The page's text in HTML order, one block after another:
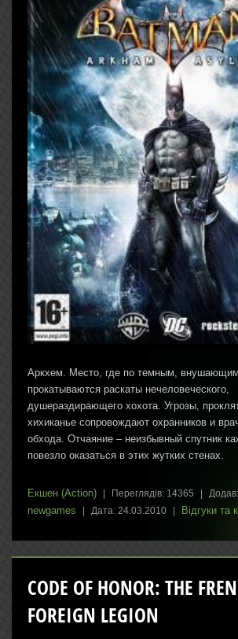
Аркхем. Место, где по темным,
прокатываются раскаты нечеловеческого,
душераздирающего хохота. Угрозы,
хихиканье сопровождают охранников и
обхода. Отчаяние – неизбывный спутник
повезло оказаться в этих жутких стенах.
Екшен (Action) | Переглядів: 14365 | Додав:
newgames | Дата: 24.03.2010 | Відгуки та
CODE OF HONOR: THE
FOREIGN LEGION